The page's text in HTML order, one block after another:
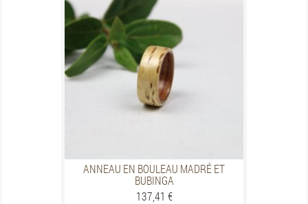
ANNEAU EN BOULEAU MADRÉ ET
BUBINGA
Preis
137,41 €